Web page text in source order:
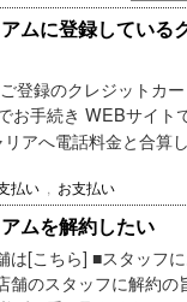
ムに登録している
登録のクレジットカ
お手続き WEBサイト
アへ電話料金と合算
払い お支払い
ムを解約したい
[こちら] ■スタッフ
のスタッフに解約の